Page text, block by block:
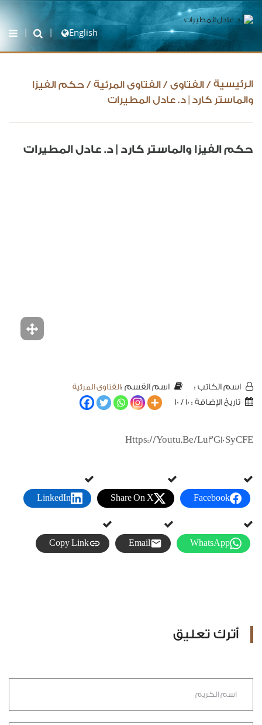
English
الرئيسية / الفتاوى / الفتاوى المرئية / حكم الفيزا
والماستر كارد | د. عادل المطيرات
حكم الفيزا والماستر كارد | د. عادل المطيرات
اسم الكاتب : اسم القسم :الفتاوى المرئية
تاريخ الإضافة : 10 / 10
Https://youtu.be/Lu3G10SyCFE
Facebook
Share On X
LinkedIn
WhatsApp
Email
Copy Link
أترك تعليق